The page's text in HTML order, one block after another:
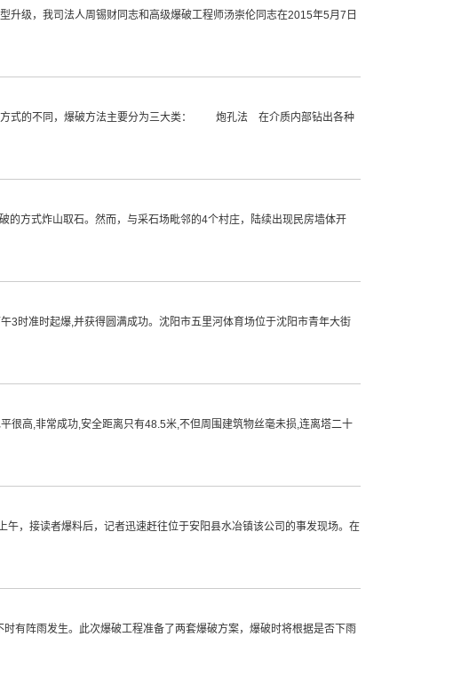
升级，我司法人周锡财同志和高级爆破工程师汤崇伦同志在2015年5月7日
方式的不同，爆破方法主要分为三大类： 炮孔法 在介质内部钻出各种
方式炸山取石。然而，与采石场毗邻的4个村庄，陆续出现民房墙体开
时准时起爆,并获得圆满成功。沈阳市五里河体育场位于沈阳市青年大街
很高,非常成功,安全距离只有48.5米,不但周围建筑物丝毫未损,连离塔二十
，接读者爆料后，记者迅速赶往位于安阳县水冶镇该公司的事发现场。在
有阵雨发生。此次爆破工程准备了两套爆破方案，爆破时将根据是否下雨